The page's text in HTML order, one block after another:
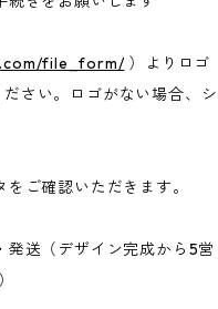
file_form/）よりロゴ
さい。ロゴがない場合、シ
ご確認いただきます。
送（デザイン完成から5営